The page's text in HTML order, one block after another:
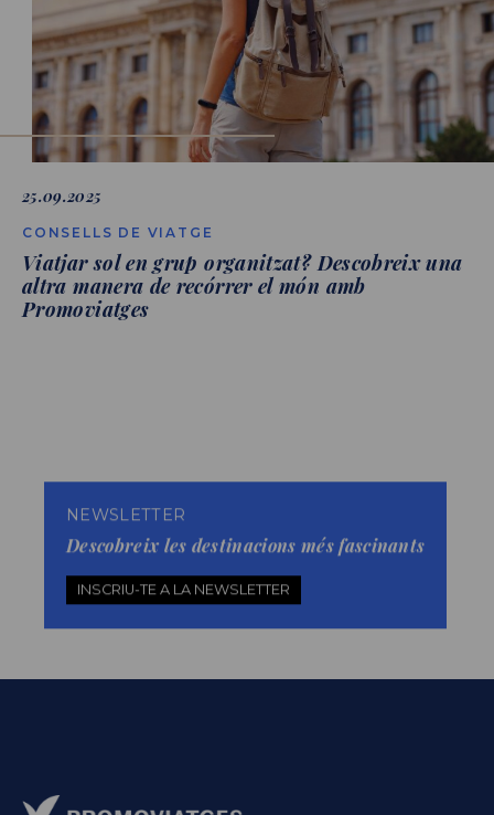
25.09.2025
CONSELLS DE VIATGE
Viatjar sol en grup organitzat? Descobreix una
altra manera de recórrer el món amb
Promoviatges
NEWSLETTER
Descobreix les destinacions més fascinants
INSCRIU-TE A LA NEWSLETTER